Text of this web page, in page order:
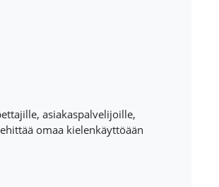
asiakaspalvelijoille,
omaa kielenkäyttöään